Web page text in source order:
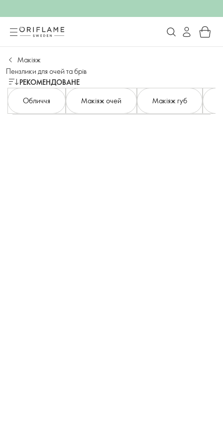
Макіяж
Пензлики для очей та брів
РЕКОМЕНДОВАНЕ
Обличчя
Макіяж очей Макіяж губ